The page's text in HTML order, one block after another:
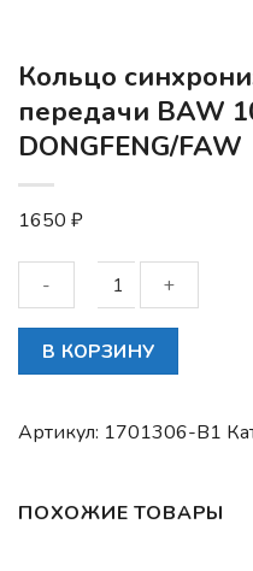
Кольцо
передачи BAW
DONGFENG/FAW
1650 ₽
Количество
синхронизатора
4-
передачи
В КОРЗИНУ
Артикул: 1701306-B1
ПОХОЖИЕ ТОВАРЫ